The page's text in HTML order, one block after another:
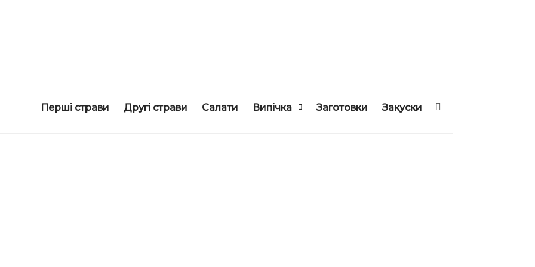
Перші страви Другі страви Салати Випічка Заготовки Закуски